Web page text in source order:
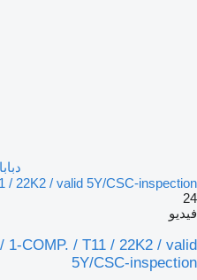
/ 22K2 / valid 5Y/CSC-inspection
24
فيديو
1-COMP. / T11 / 22K2 / valid
5Y/CSC-inspection